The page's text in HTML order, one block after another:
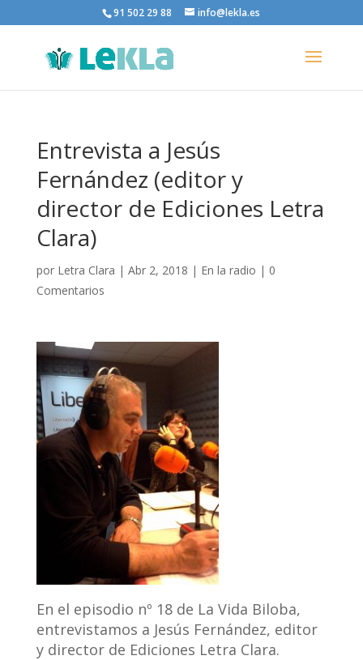
91 502 29 88 info@lekla.es
Entrevista a Jesús
Fernández (editor y
director de Ediciones Letra
Clara)
por Letra Clara | Abr 2, 2018 | En la radio | 0
Comentarios
En el episodio nº 18 de La Vida Biloba,
entrevistamos a Jesús Fernández, editor
y director de Ediciones Letra Clara.